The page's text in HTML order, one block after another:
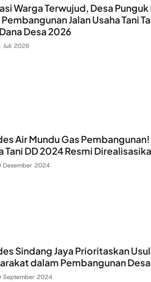
Warga Terwujud, Desa Punguk
Jalan Usaha Tani
Desa 2026
Juli 2026
Air Mundu Gas Pembangunan!
Tani DD 2024 Resmi
Desember 2024
Sindang Jaya Prioritaskan
dalam Pembangunan Desa
September 2024